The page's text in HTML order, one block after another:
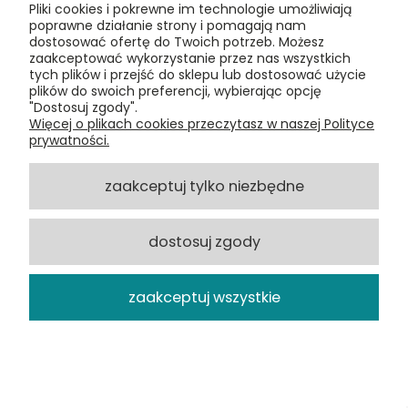
Max Richter, The Blue Notebooks 2LP
Deutsche Grammophon, nowa płyta
winylowa
180,54 zł
DO KOSZYKA
Pliki cookies i pokrewne im technologie umożliwiają
poprawne działanie strony i pomagają nam
dostosować ofertę do Twoich potrzeb. Możesz
zaakceptować wykorzystanie przez nas wszystkich
tych plików i przejść do sklepu lub dostosować użycie
plików do swoich preferencji, wybierając opcję
"Dostosuj zgody".
Więcej o plikach cookies przeczytasz w naszej Polityce
prywatności.
zaakceptuj tylko niezbędne
dostosuj zgody
zaakceptuj wszystkie